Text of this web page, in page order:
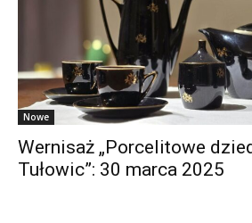
Nowe
Wernisaż „Porcelitowe
Tułowic”: 30 marca 2025